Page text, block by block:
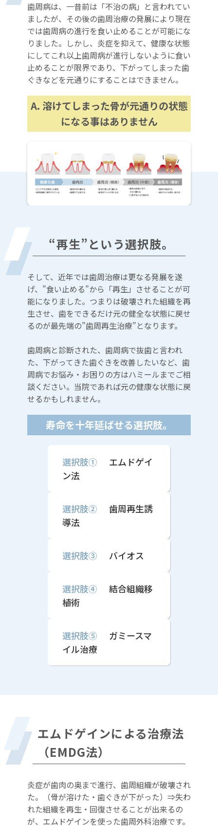
歯周病は、一昔前は「不治の病」と言われてい
ましたが、その後の歯周治療の発展により現在
では歯周病の進行を食い止めることが可能にな
りました。しかし、炎症を抑えて、健康な状態
にしてこれ以上歯周病が進行しないように食い
止めることが限界であり、下がってしまった歯
ぐきなどを元通りにすることはできません。
A. 溶けてしまった骨が元通りの状態
になる事はありません
“再生”という選択肢。
そして、近年では歯周治療は更なる発展を遂
げ、”食い止める”から「再生」させることが可
能になりました。つまりは破壊された組織を再
生させ、歯をできるだけ元の健全な状態に戻せ
るのが最先端の”歯周再生治療”となります。
歯周病と診断された、歯周病で抜歯と言われ
た、下がってきた歯ぐきを改善したいなど、歯
周病でお悩み・お困りの方はハミールまでご相
談ください。当院であれば元の健康な状態に戻
せるかもしれません。
寿命を十年延ばせる選択肢。
選択肢①
エムドゲイ
ン法
選択肢②
歯周再生誘
導法
選択肢③ バイオス
選択肢④
結合組織移
植術
選択肢⑤
ガミースマ
イル治療
エムドゲインによる治療法
（EMDG法）
炎症が歯肉の奥まで進行、歯周組織が破壊され
た。（骨が溶けた・歯ぐきが下がった）⇒失わ
れた組織を再生・回復させることが出来るの
が、エムドゲインを使った歯周外科治療です。